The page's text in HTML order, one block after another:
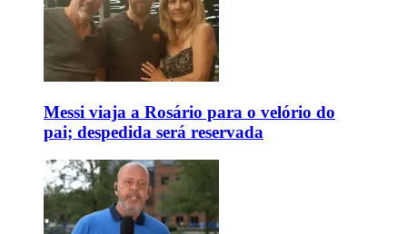
Messi viaja a Rosário para o velório do
pai; despedida será reservada